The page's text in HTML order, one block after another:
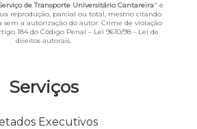
Serviços
Executivos
de Transporte Universitário Cantareira" é
reprodução, parcial ou total, mesmo citando
sem a autorização do autor. Crime de violação
184 do Código Penal – Lei 9610/98 - Lei de
direitos autorais.